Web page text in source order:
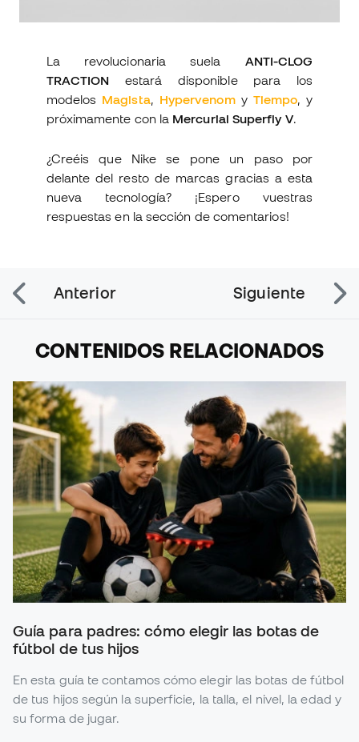
La revolucionaria suela ANTI-CLOG
TRACTION estará disponible para los
modelos Magista, Hypervenom y Tiempo, y
próximamente con la Mercurial Superfly V.
¿Creéis que Nike se pone un paso por
delante del resto de marcas gracias a esta
nueva tecnología? ¡Espero vuestras
respuestas en la sección de comentarios!
Anterior Siguiente
CONTENIDOS RELACIONADOS
Guía para padres: cómo elegir las botas de
fútbol de tus hijos
En esta guía te contamos cómo elegir las botas de fútbol
de tus hijos según la superficie, la talla, el nivel, la edad y
su forma de jugar.